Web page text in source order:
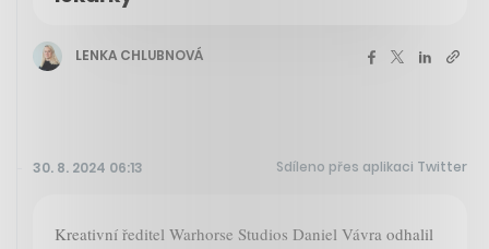
LENKA CHLUBNOVÁ
30. 8. 2024 06:13 Sdíleno přes aplikaci Twitter
Kreativní ředitel Warhorse Studios Daniel Vávra odhalil